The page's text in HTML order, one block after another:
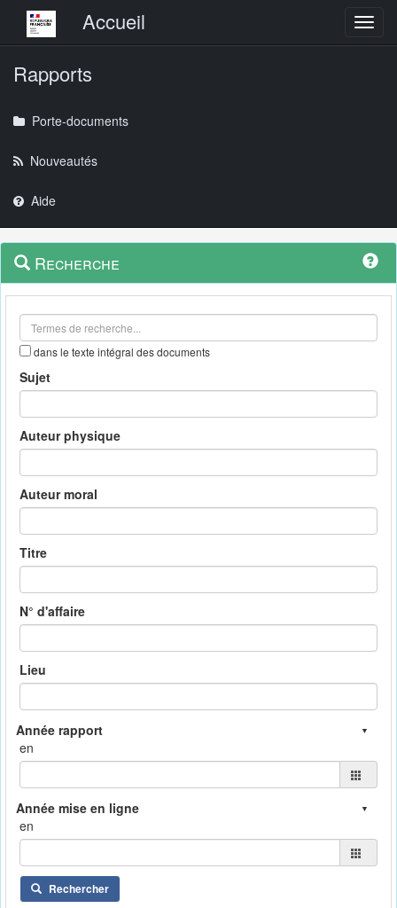
Menu principalAccueil
Rapports
Porte-documents
Nouveautés
Aide
Navigation
outils
Menu
contextuel
Recherche
dans le texte intégral des documents
Sujet
Auteur physique
Auteur moral
Titre
N° d'affaire
Lieu
en
en
Rechercher